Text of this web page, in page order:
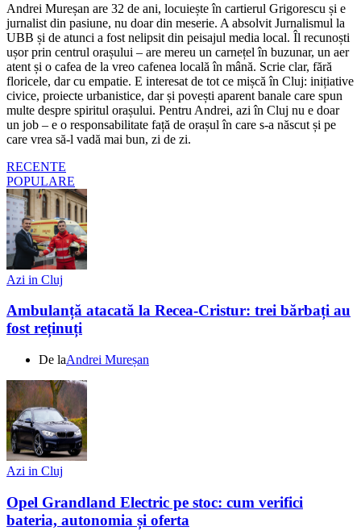
Andrei Mureșan are 32 de ani, locuiește în cartierul Grigorescu și e
jurnalist din pasiune, nu doar din meserie. A absolvit Jurnalismul la
UBB și de atunci a fost nelipsit din peisajul media local. Îl recunoști
ușor prin centrul orașului – are mereu un carnețel în buzunar, un aer
atent și o cafea de la vreo cafenea locală în mână. Scrie clar, fără
floricele, dar cu empatie. E interesat de tot ce mișcă în Cluj: inițiative
civice, proiecte urbanistice, dar și povești aparent banale care spun
multe despre spiritul orașului. Pentru Andrei, azi în Cluj nu e doar
un job – e o responsabilitate față de orașul în care s-a născut și pe
care vrea să-l vadă mai bun, zi de zi.
RECENTE
POPULARE
Azi in Cluj
Ambulanță atacată la Recea-Cristur: trei bărbați au
fost reținuți
De laAndrei Mureșan
Azi in Cluj
Opel Grandland Electric pe stoc: cum verifici
bateria, autonomia și oferta